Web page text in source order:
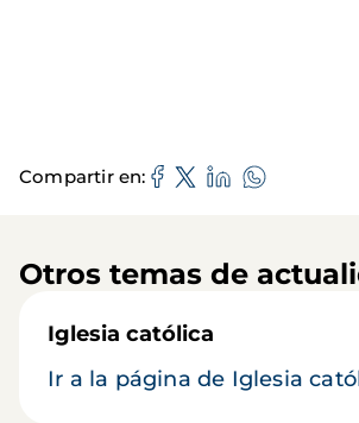
Compartir en
Otros temas de
Iglesia católica
Ir a la página de Iglesia